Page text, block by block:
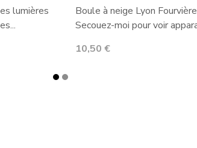
lumières
Boule à neige Lyon Fourvière
Secouez-moi pour voir
Prix
10,50 €